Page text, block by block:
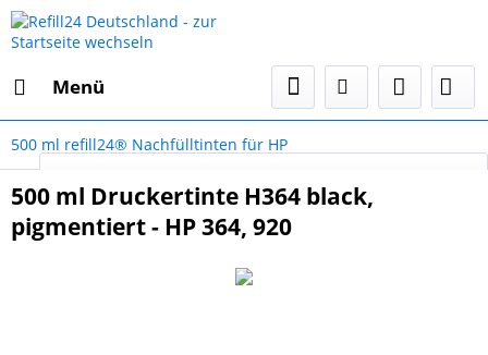
Menü
500 ml refill24® Nachfülltinten für HP
500 ml Druckertinte H364 black,
pigmentiert - HP 364, 920